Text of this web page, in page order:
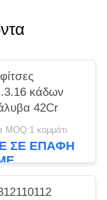
κάδων
42Cr
MOQ:1 κομμάτι
ΣΕ ΕΠΑΦΉ